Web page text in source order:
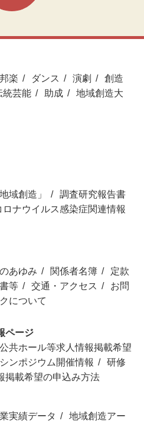
楽 ダンス 演劇
創造
統芸能 助成
地域創造大
域創造」
調査研究報告書
ロナウイルス感染症関連情報
あゆみ 関係者名簿
定款
等
交通・アクセス
お問
について
ページ
公共ホール等求人情報掲載希望
ンポジウム開催情報
研修
掲載希望の申込み方法
実績データ 地域創造アー